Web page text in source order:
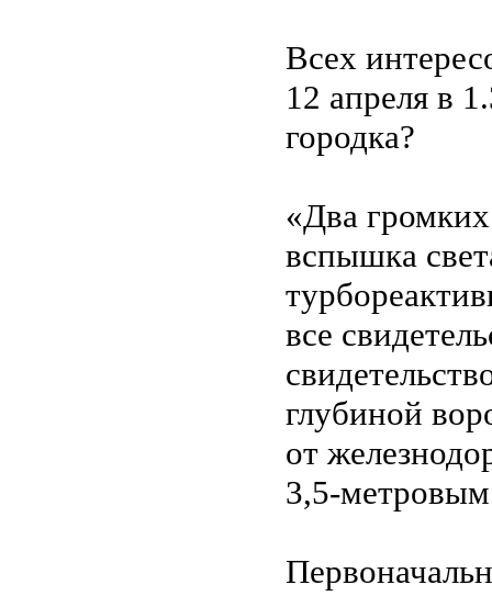
Всех
12 апреля в
городка?
«Два
вспышка
все
глубиной
от
3,5-